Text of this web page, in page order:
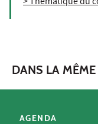
DANS LA
AGENDA